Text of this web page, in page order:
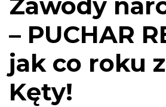
– PUCHAR
jak co roku
Kęty!